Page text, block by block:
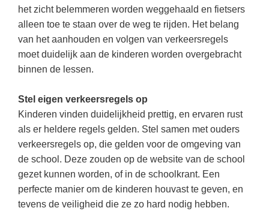
Scheikunde
Sociale vaardigheden
Spaans
Studievaardigheden
Topografie
Verkeer
Verzorging
THEMA'S
Nederlands
Sociale vaardigheden
Studievaardigheden
Taalvaardigheden
LESMATERIAAL
Beeldende Vorming
Biologie
Geld PO
Geld VO
het zicht belemmeren worden weggehaald en fietsers
alleen toe te staan over de weg te rijden. Het belang
van het aanhouden en volgen van verkeersregels
moet duidelijk aan de kinderen worden overgebracht
binnen de lessen.
Stel eigen verkeersregels op
Kinderen vinden duidelijkheid prettig, en ervaren rust
als er heldere regels gelden. Stel samen met ouders
verkeersregels op, die gelden voor de omgeving van
de school. Deze zouden op de website van de school
gezet kunnen worden, of in de schoolkrant. Een
perfecte manier om de kinderen houvast te geven, en
tevens de veiligheid die ze zo hard nodig hebben.